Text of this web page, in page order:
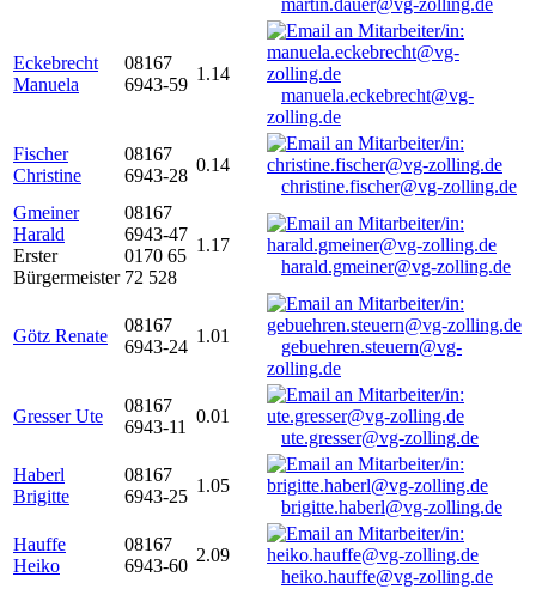
martin.dauer@vg-zolling.de
Eckebrecht
Manuela
08167
6943-59
1.14
manuela.eckebrecht@vg-
zolling.de
Fischer
Christine
08167
6943-28
0.14
christine.fischer@vg-zolling.de
Gmeiner
Harald
Erster
Bürgermeister
08167
6943-47
0170 65
72 528
1.17
harald.gmeiner@vg-zolling.de
Götz Renate
08167
6943-24
1.01
gebuehren.steuern@vg-
zolling.de
Gresser Ute
08167
6943-11
0.01
ute.gresser@vg-zolling.de
Haberl
Brigitte
08167
6943-25
1.05
brigitte.haberl@vg-zolling.de
Hauffe
Heiko
08167
6943-60
2.09
heiko.hauffe@vg-zolling.de